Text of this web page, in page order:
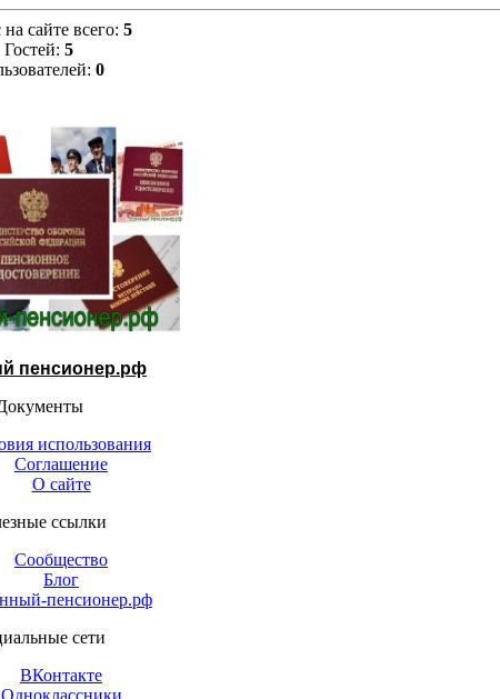
сайте всего: 5
Гостей: 5
0
пенсионер.рф
использования
Соглашение
О сайте
ссылки
Сообщество
Блог
пенсионер.рф
сети
ВКонтакте
Одноклассники